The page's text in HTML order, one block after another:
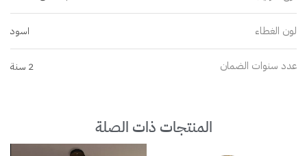
لون الغطاء اسود
عدد سنوات الضمان 2 سنة
المنتجات ذات الصلة